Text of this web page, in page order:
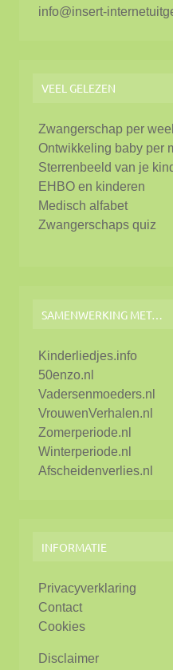
info@insert-
VEEL GELEZEN
Zwangerschap per
Ontwikkeling baby per
Sterrenbeeld van je
EHBO en kinderen
Medisch alfabet
Zwangerschaps quiz
SAMENWERKING MET…
Kinderliedjes.info
50enzo.nl
Vadersenmoeders.nl
VrouwenVerhalen.nl
Zomerperiode.nl
Winterperiode.nl
Afscheidenverlies.nl
INFORMATIE
Privacyverklaring
Contact
Cookies
Disclaimer